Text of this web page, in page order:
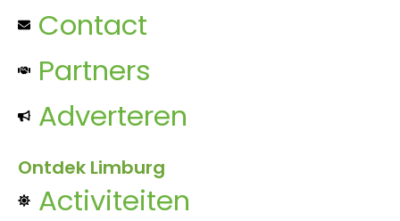
Contact
Partners
Adverteren
Ontdek Limburg
Activiteiten